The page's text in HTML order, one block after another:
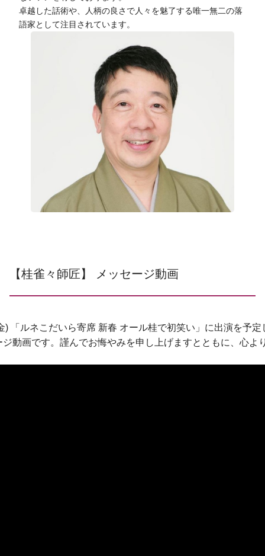
卓越した話術や、人柄の良さで人々を魅了する唯一無二の落
語家として注目されています。
【桂雀々師匠】 メッセージ動画
) 「ルネこだいら寄席 新春 オール桂で初笑い」に出演を予定
動画です。謹んでお悔やみを申し上げますとともに、心よ